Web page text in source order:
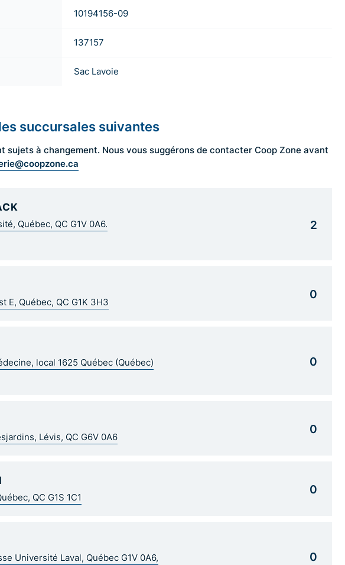
10194156-09
137157
Sac Lavoie
succursales suivantes
sujets à changement. Nous vous suggérons de contacter Coop Zone avant
Québec, QC G1V 0A6.
2
E, Québec, QC G1K 3H3
0
local 1625 Québec (Québec)
0
Lévis, QC G6V 0A6
0
QC G1S 1C1
0
Université Laval, Québec G1V 0A6,
0